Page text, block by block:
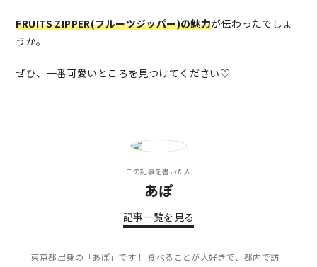
FRUITS ZIPPER(フルーツジッパー)の魅力が伝わったでしょ
うか。
ぜひ、一番可愛いところを見つけてください♡
この記事を書いた人
あぽ
記事一覧を見る
東京都出身の「あぽ」です！ 食べることが大好きで、都内で訪